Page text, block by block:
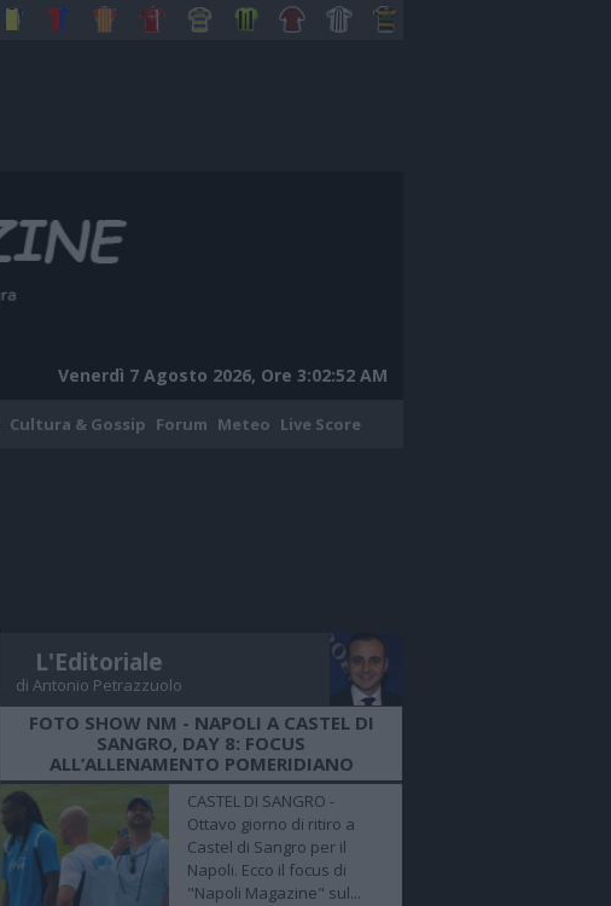
Venerdì 7 Agosto 2026, Ore 3:02:53 AM
Cultura & Gossip Forum Meteo Live Score
L'Editoriale
di Antonio Petrazzuolo
FOTO SHOW NM - NAPOLI A CASTEL DI
SANGRO, DAY 8: FOCUS
ALL’ALLENAMENTO POMERIDIANO
CASTEL DI SANGRO -
Ottavo giorno di ritiro a
Castel di Sangro per il
Napoli. Ecco il focus di
"Napoli Magazine" sul...